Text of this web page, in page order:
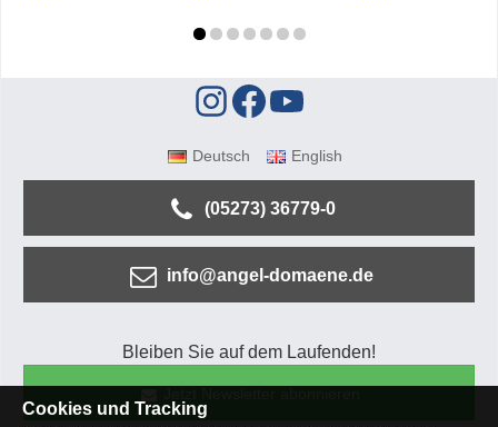
Deutsch English
(05273) 36779-0
info@angel-domaene.de
Bleiben Sie auf dem Laufenden!
Cookies und Tracking